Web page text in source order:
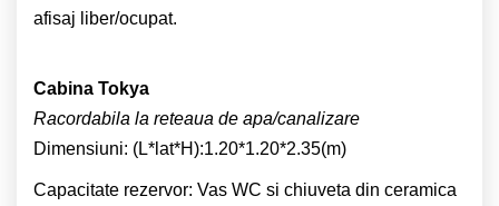
afisaj liber/ocupat.
Cabina Tokya
Racordabila la reteaua de apa/canalizare
Dimensiuni: (L*lat*H):1.20*1.20*2.35(m)
Capacitate rezervor: Vas WC si chiuveta din ceramica